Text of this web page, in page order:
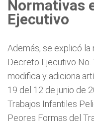
Normativas
Ejecutivo
Además, se explicó la
Decreto Ejecutivo
modifica y adiciona
19 del 12 de junio de
Trabajos Infantiles
Peores Formas del